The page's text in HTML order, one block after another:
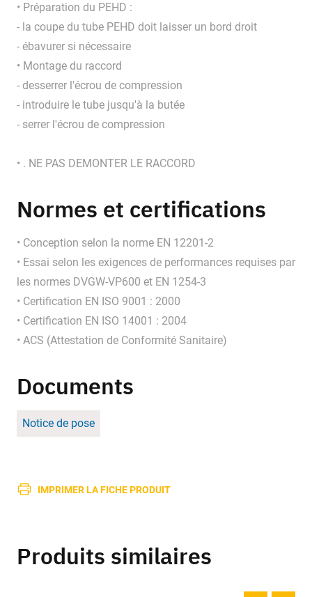
• Préparation du PEHD :
- la coupe du tube PEHD doit laisser un bord droit
- ébavurer si nécessaire
• Montage du raccord
- desserrer l'écrou de compression
- introduire le tube jusqu'à la butée
- serrer l'écrou de compression
• . NE PAS DEMONTER LE RACCORD
Normes et certifications
• Conception selon la norme EN 12201-2
• Essai selon les exigences de performances requises par
les normes DVGW-VP600 et EN 1254-3
• Certification EN ISO 9001 : 2000
• Certification EN ISO 14001 : 2004
• ACS (Attestation de Conformité Sanitaire)
Documents
Notice de pose
IMPRIMER LA FICHE PRODUIT
Produits similaires